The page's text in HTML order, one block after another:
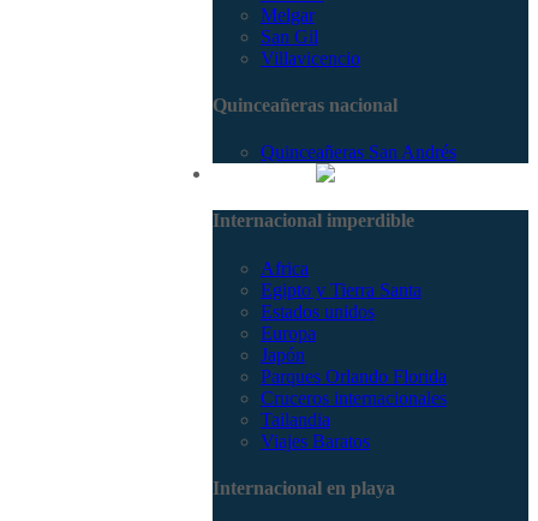
Melgar
San Gil
Villavicencio
Quinceañeras nacional
Quinceañeras San Andrés
Internacional imperdible
Africa
Egipto y Tierra Santa
Estados unidos
Europa
Japón
Parques Orlando Florida
Cruceros internacionales
Tailandia
Viajes Baratos
Internacional en playa